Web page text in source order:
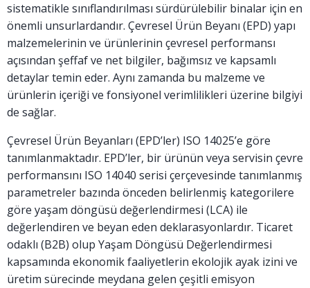
sistematikle sınıflandırılması sürdürülebilir binalar için en
önemli unsurlardandır. Çevresel Ürün Beyanı (EPD) yapı
malzemelerinin ve ürünlerinin çevresel performansı
açısından şeffaf ve net bilgiler, bağımsız ve kapsamlı
detaylar temin eder. Aynı zamanda bu malzeme ve
ürünlerin içeriği ve fonsiyonel verimlilikleri üzerine bilgiyi
de sağlar.
Çevresel Ürün Beyanları (EPD’ler) ISO 14025’e göre
tanımlanmaktadır. EPD’ler, bir ürünün veya servisin çevre
performansını ISO 14040 serisi çerçevesinde tanımlanmış
parametreler bazında önceden belirlenmiş kategorilere
göre yaşam döngüsü değerlendirmesi (LCA) ile
değerlendiren ve beyan eden deklarasyonlardır. Ticaret
odaklı (B2B) olup Yaşam Döngüsü Değerlendirmesi
kapsamında ekonomik faaliyetlerin ekolojik ayak izini ve
üretim sürecinde meydana gelen çeşitli emisyon